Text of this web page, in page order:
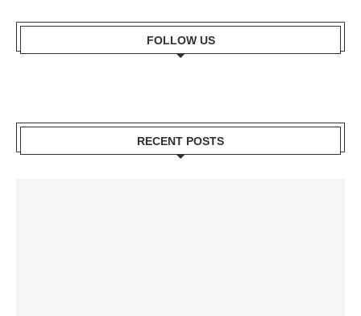
FOLLOW US
RECENT POSTS